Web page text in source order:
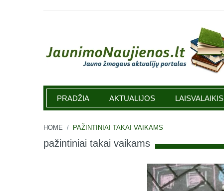
Jaunimonaujienos.lt
PRADŽIA AKTUALIJOS LAISVALAIKIS
HOME / PAŽINTINIAI TAKAI VAIKAMS
pažintiniai takai vaikams